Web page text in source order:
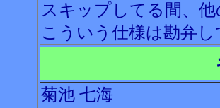
スキップしてる間、
こういう仕様は勘弁
菊池 七海